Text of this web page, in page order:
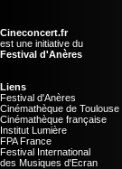
Cineconcert.fr
est une initiative du
Festival d'Anères
Liens
Festival d'Anères
Cinémathèque de Toulouse
Cinémathèque française
Institut Lumière
FPA France
Festival International
des Musiques d'Ecran